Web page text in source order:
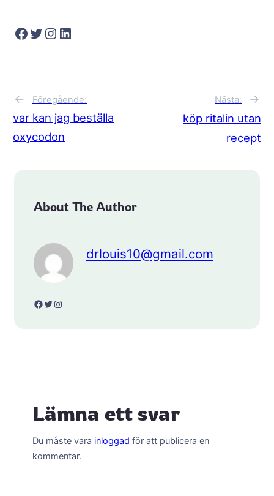
Facebook Twitter Instagram LinkedIn
← Föregående:
var kan jag beställa
oxycodon
Nästa:
köp ritalin utan
recept
→
About The Author
drlouis10@gmail.com
Facebook Twitter Instagram
Lämna ett svar
Du måste vara inloggad för att publicera en
kommentar.